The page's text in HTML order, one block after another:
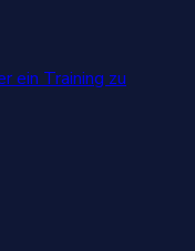
ein Training zu